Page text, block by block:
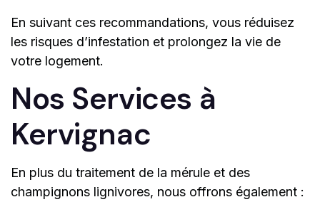
En suivant ces recommandations, vous réduisez
les risques d’infestation et prolongez la vie de
votre logement.
Nos Services à
Kervignac
En plus du traitement de la mérule et des
champignons lignivores, nous offrons également :